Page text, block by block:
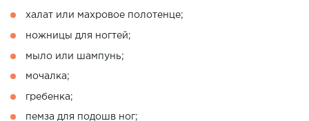
халат или махровое полотенце;
ножницы для ногтей;
мыло или шампунь;
мочалка;
гребенка;
пемза для подошв ног;